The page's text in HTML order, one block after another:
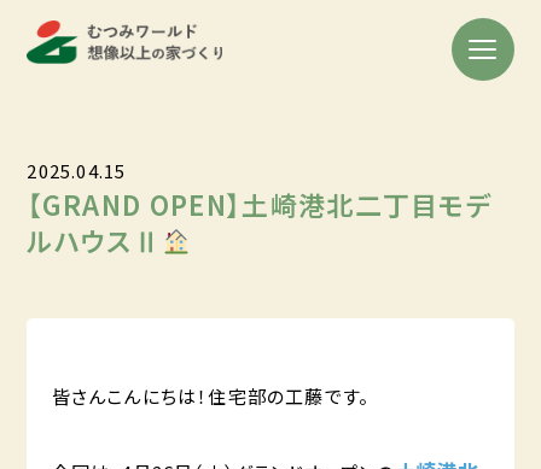
2025.04.15
【GRAND OPEN】土崎港北二丁目モデ
ルハウスⅡ
皆さんこんにちは！住宅部の工藤です。